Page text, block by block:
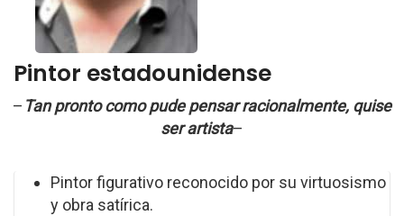
Pintor estadounidense
– Tan pronto como pude pensar racionalmente, quise
ser artista–
Pintor figurativo reconocido por su virtuosismo
y obra satírica.